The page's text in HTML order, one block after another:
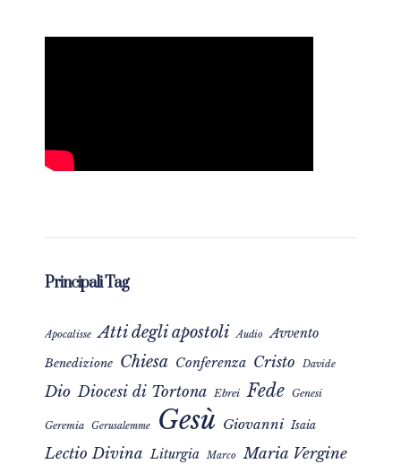
Principali Tag
Apocalisse Atti degli apostoli Audio Avvento
Benedizione Chiesa Conferenza Cristo Davide
Dio Diocesi di Tortona Ebrei Fede Genesi
Geremia Gerusalemme Gesù Giovanni Isaia
Lectio Divina Liturgia Marco Maria Vergine